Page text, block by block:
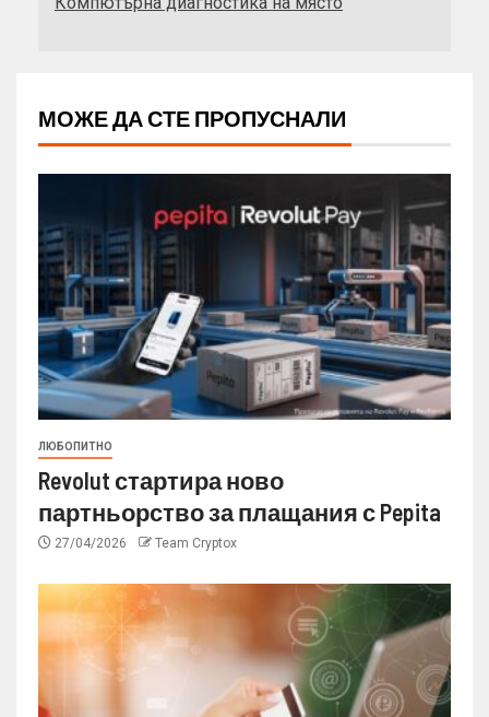
МОЖЕ ДА СТЕ ПРОПУСНАЛИ
ЛЮБОПИТНО
Revolut стартира ново
партньорство за плащания с Pepita
27/04/2026 Team Cryptox